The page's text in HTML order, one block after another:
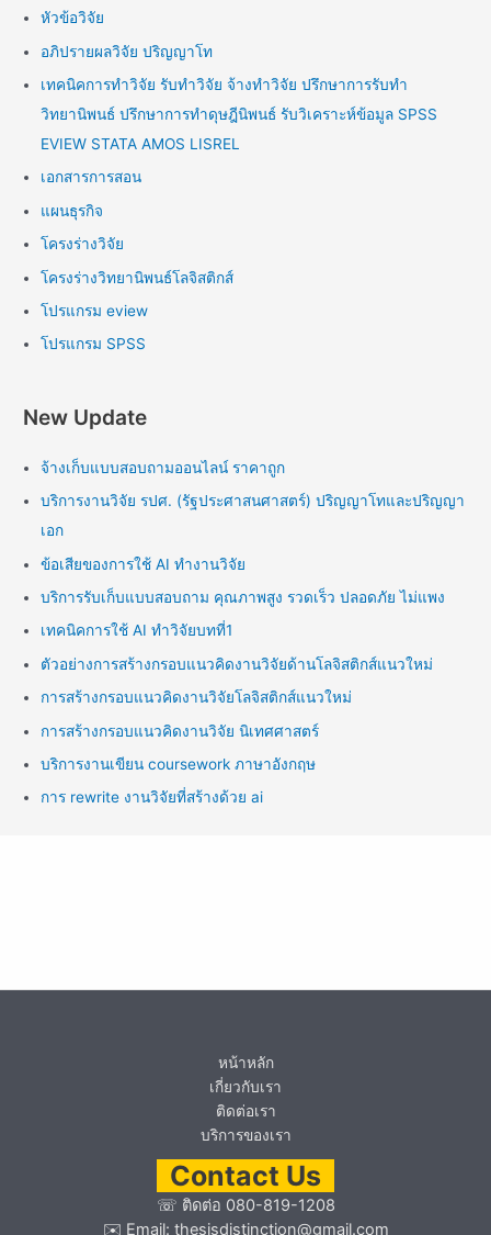
หัวข้อวิจัย
อภิปรายผลวิจัย ปริญญาโท
เทคนิคการทำวิจัย รับทำวิจัย จ้างทำวิจัย ปรึกษาการรับทำ
วิทยานิพนธ์ ปรึกษาการทำดุษฎีนิพนธ์ รับวิเคราะห์ข้อมูล SPSS
EVIEW STATA AMOS LISREL
เอกสารการสอน
แผนธุรกิจ
โครงร่างวิจัย
โครงร่างวิทยานิพนธ์โลจิสติกส์
โปรแกรม eview
โปรแกรม SPSS
New Update
จ้างเก็บแบบสอบถามออนไลน์ ราคาถูก
บริการงานวิจัย รปศ. (รัฐประศาสนศาสตร์) ปริญญาโทและปริญญา
เอก
ข้อเสียของการใช้ AI ทำงานวิจัย
บริการรับเก็บแบบสอบถาม คุณภาพสูง รวดเร็ว ปลอดภัย ไม่แพง
เทคนิคการใช้ AI ทำวิจัยบทที่1
ตัวอย่างการสร้างกรอบแนวคิดงานวิจัยด้านโลจิสติกส์แนวใหม่
การสร้างกรอบแนวคิดงานวิจัยโลจิสติกส์แนวใหม่
การสร้างกรอบแนวคิดงานวิจัย นิเทศศาสตร์
บริการงานเขียน coursework ภาษาอังกฤษ
การ rewrite งานวิจัยที่สร้างด้วย ai
หน้าหลัก
เกี่ยวกับเรา
ติดต่อเรา
บริการของเรา
Contact Us
☏ ติดต่อ 080-819-1208
✉️ Email: thesisdistinction@gmail.com